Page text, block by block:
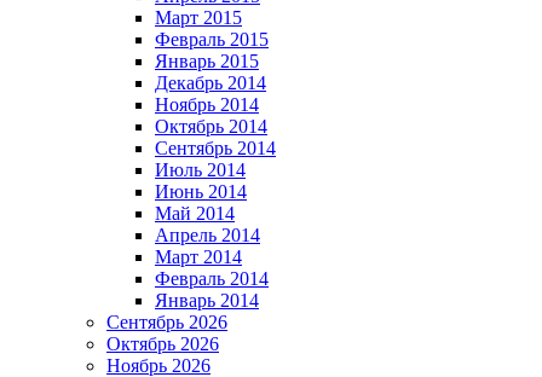
Март 2015
Февраль 2015
Январь 2015
Декабрь 2014
Ноябрь 2014
Октябрь 2014
Сентябрь 2014
Июль 2014
Июнь 2014
Май 2014
Апрель 2014
Март 2014
Февраль 2014
Январь 2014
Сентябрь 2026
Октябрь 2026
Ноябрь 2026